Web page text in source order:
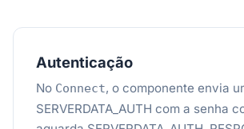
Autenticação
No Connect, o componente envia
SERVERDATA_AUTH com a senha